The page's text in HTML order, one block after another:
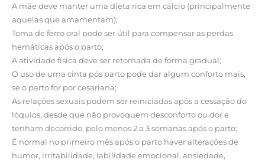
A mãe deve manter uma dieta rica em cálcio (principalmente
aquelas que amamentam);
Toma de ferro oral pode ser útil para compensar as perdas
hemáticas após o parto;
A atividade física deve ser retomada de forma gradual;
O uso de uma cinta pós parto pode dar algum conforto mais,
se o parto for por cesariana;
As relações sexuais podem ser reiniciadas após a cessação do
lóquios, desde que não provoquem desconforto ou dor e
tenham decorrido, pelo menos 2 a 3 semanas após o parto;
É normal no primeiro mês após o parto haver alterações de
humor, irritabilidade, labilidade emocional, ansiedade,